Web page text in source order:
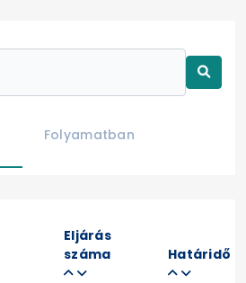
Folyamatban
Eljárás
száma
Határidő